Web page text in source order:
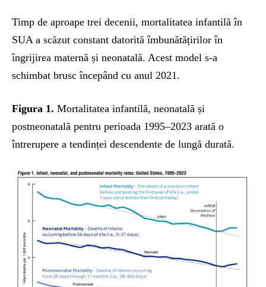
Timp de aproape trei decenii, mortalitatea infantilă în
SUA a scăzut constant datorită îmbunătățirilor în
îngrijirea maternă și neonatală. Acest model s-a
schimbat brusc începând cu anul 2021.
Figura 1. Mortalitatea infantilă, neonatală și
postneonatală pentru perioada 1995–2023 arată o
întrerupere a tendinței descendente de lungă durată.